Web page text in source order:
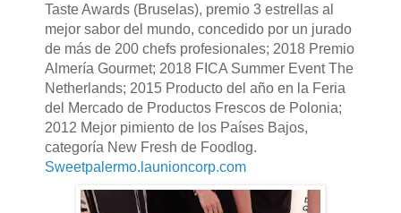
Taste Awards (Bruselas), premio 3 estrellas al
mejor sabor del mundo, concedido por un jurado
de más de 200 chefs profesionales; 2018 Premio
Almería Gourmet; 2018 FICA Summer Event The
Netherlands; 2015 Producto del año en la Feria
del Mercado de Productos Frescos de Polonia;
2012 Mejor pimiento de los Países Bajos,
categoría New Fresh de Foodlog.
Sweetpalermo.launioncorp.com